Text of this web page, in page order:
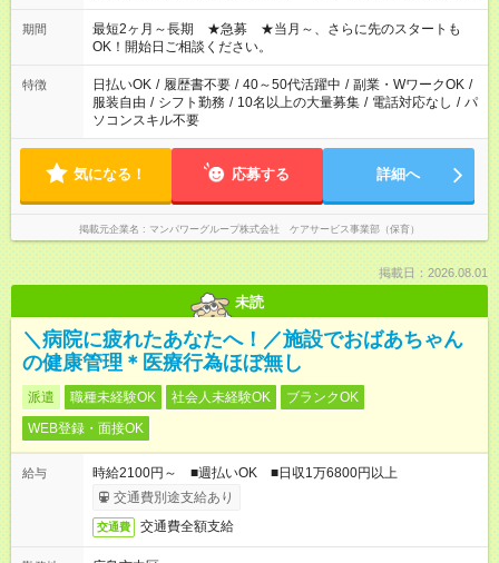
～お昼の補助 ・9時～16時：帰りの会まで！子供の成長を見守
る ・15時～20時：夜のお迎えサポート ※残業なし！
期間
最短2ヶ月～長期 ★急募 ★当月～、さらに先のスタートも
OK！開始日ご相談ください。
特徴 日払いOK / 履歴書不要 / 40～50代活躍中 / 副業・WワークOK /
服装自由 / シフト勤務 / 10名以上の大量募集 / 電話対応なし / パ
ソコンスキル不要
気になる！ 応募する 詳細へ
掲載元企業名 マンパワーグループ株式会社 ケアサービス事業部（保育）
掲載日：2026.08.01
未読
＼病院に疲れたあなたへ！／施設でおばあちゃん
の健康管理＊医療行為ほぼ無し
派遣 職種未経験OK 社会人未経験OK
ブランクOK
WEB登録・面接OK
給与
時給2100円～ ■週払いOK ■日収1万6800円以上
交通費別途支給あり
交通費 交通費全額支給